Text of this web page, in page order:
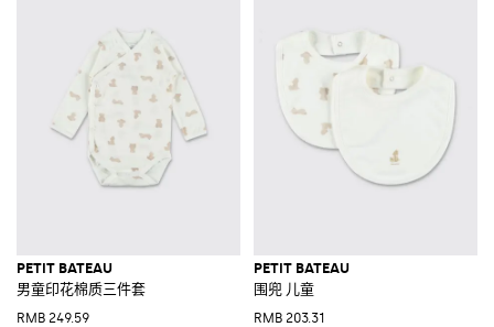
PETIT BATEAU
男童印花棉质三件套
RMB 249.59
PETIT BATEAU
围兜 儿童
RMB 203.31